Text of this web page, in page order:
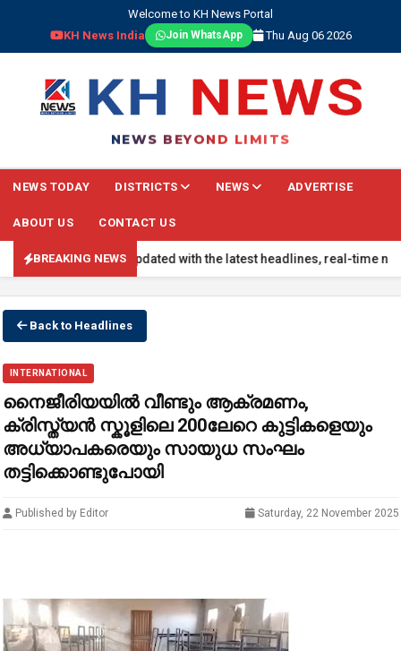
Welcome to KH News Portal
KH News India
Join WhatsApp Thu Aug 06 2026
NEWS BEYOND LIMITS
NEWS TODAY DISTRICTS NEWS ADVERTISE
ABOUT US CONTACT US
BREAKING NEWS
NEWS: Stay updated with the latest headlines, real-time
Back to Headlines
INTERNATIONAL
നൈജീരിയയില്‍ വീണ്ടും ആക്രമണം,
ക്രിസ്ത്യന്‍ സ്കൂളിലെ 200ലേറെ കുട്ടികളെയും
അധ്യാപകരെയും സായുധ സംഘം
തട്ടിക്കൊണ്ടുപോയി
Published by Editor Saturday, 22 November 2025